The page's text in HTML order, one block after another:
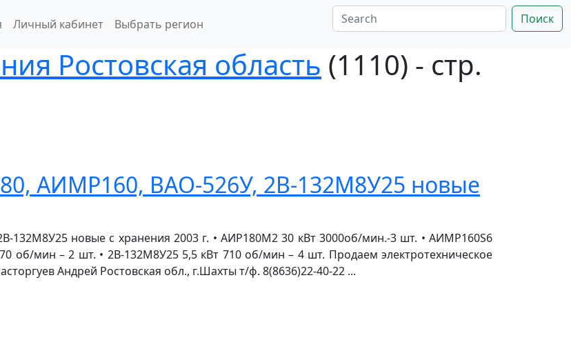
Личный кабинет Выбрать регион Поиск
Ростовская область (1110) - стр.
АИМР160, ВАО-526У, 2В-132М8У25 новые
132М8У25 новые с хранения 2003 г. • АИР180М2 30 кВт 3000об/мин.-3 шт. • АИМР160S6
об/мин – 2 шт. • 2В-132М8У25 5,5 кВт 710 об/мин – 4 шт. Продаем электротехническое
Андрей Ростовская обл., г.Шахты т/ф. 8(8636)22-40-22 ...